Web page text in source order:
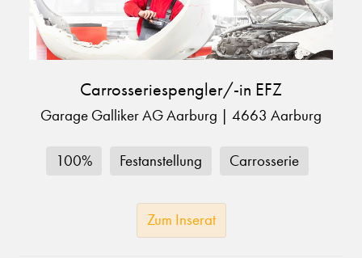
Carrosseriespengler/-in EFZ
Garage Galliker AG Aarburg | 4663 Aarburg
100% Festanstellung Carrosserie
Zum Inserat